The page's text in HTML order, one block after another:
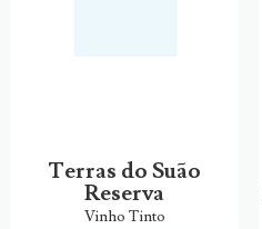
Terras do Suão
Reserva
Vinho Tinto